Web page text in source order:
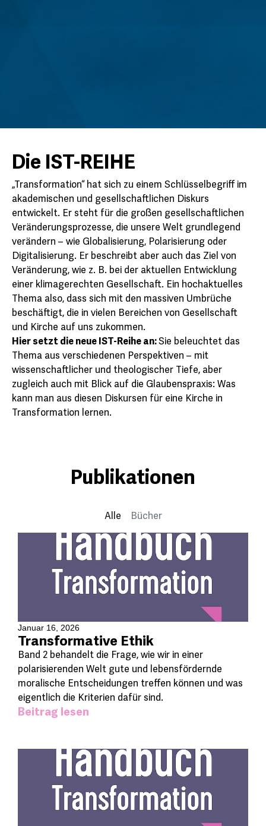
Die IST-REIHE
„Transformation“ hat sich zu einem Schlüsselbegriff im
akademischen und gesellschaftlichen Diskurs
entwickelt. Er steht für die großen gesellschaftlichen
Veränderungsprozesse, die unsere Welt grundlegend
verändern – wie Globalisierung, Polarisierung oder
Digitalisierung. Er beschreibt aber auch das Ziel von
Veränderung, wie z. B. bei der aktuellen Entwicklung
einer klimagerechten Gesellschaft. Ein hochaktuelles
Thema also, dass sich mit den massiven Umbrüche
beschäftigt, die in vielen Bereichen von Gesellschaft
und Kirche auf uns zukommen.
Hier setzt die neue IST-Reihe an:Sie beleuchtet das
Thema aus verschiedenen Perspektiven – mit
wissenschaftlicher und theologischer Tiefe, aber
zugleich auch mit Blick auf die Glaubenspraxis: Was
kann man aus diesen Diskursen für eine Kirche in
Transformation lernen.
Publikationen
Bücher
Alle
Januar 16, 2026
Transformative Ethik
Band 2 behandelt die Frage, wie wir in einer
polarisierenden Welt gute und lebensfördernde
moralische Entscheidungen treffen können und was
eigentlich die Kriterien dafür sind.
Beitrag lesen